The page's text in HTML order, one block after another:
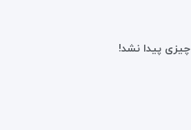
چیزی پیدا نشد!